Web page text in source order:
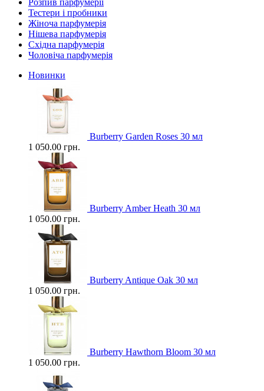
Розпив парфумерії
Тестери і пробники
Жіноча парфумерія
Нішева парфумерія
Східна парфумерія
Чоловіча парфумерія
Новинки
Burberry Garden Roses 30 мл
1 050.00 грн.
Burberry Amber Heath 30 мл
1 050.00 грн.
Burberry Antique Oak 30 мл
1 050.00 грн.
Burberry Hawthorn Bloom 30 мл
1 050.00 грн.